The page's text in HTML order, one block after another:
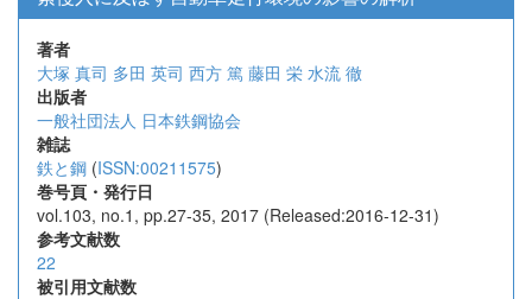
著者
大塚 真司 多田 英司 西方 篤 藤田 栄 水流 徹
出版者
一般社団法人 日本鉄鋼協会
雑誌
鉄と鋼 (ISSN:00211575)
巻号頁・発行日
vol.103, no.1, pp.27-35, 2017 (Released:2016-12-31)
参考文献数
22
被引用文献数